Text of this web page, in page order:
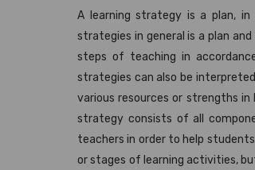
A learning strategy is a plan, in
strategies in general is a plan
steps of teaching in
strategies can also be
various resources or strengths
strategy consists of all
teachers in order to help
or stages of learning activities,